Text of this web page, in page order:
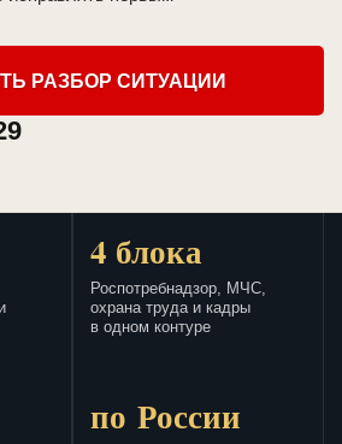
РАЗБОР СИТУАЦИИ
4 блока
Роспотребнадзор, МЧС,
охрана труда и кадры
в одном контуре
по России